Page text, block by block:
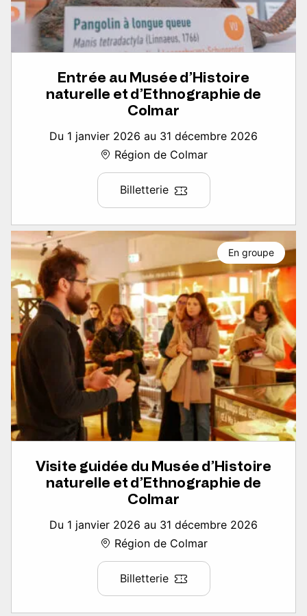
Entrée au Musée d’Histoire
naturelle et d’Ethnographie de
Colmar
Du 1 janvier 2026 au 31 décembre 2026
Région de Colmar
Billetterie
Visite guidée du Musée d’Histoire
naturelle et d’Ethnographie de
Colmar
Du 1 janvier 2026 au 31 décembre 2026
Région de Colmar
Billetterie
En groupe